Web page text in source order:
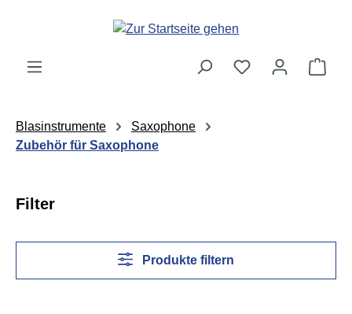
Zum Hauptinhalt springen
Blasinstrumente
Saxophone
Zubehör für Saxophone
Filter
Produkte filtern